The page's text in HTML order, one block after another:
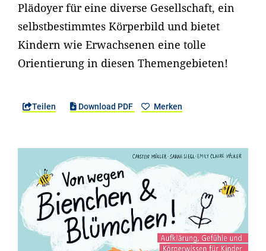
Plädoyer für eine diverse Gesellschaft, ein
selbstbestimmtes Körperbild und bietet
Kindern wie Erwachsenen eine tolle
Orientierung in diesen Themengebieten!
Teilen Download PDF Merken